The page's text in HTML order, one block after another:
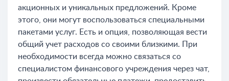
акционных и уникальных предложений. Кроме
этого, они могут воспользоваться специальными
пакетами услуг. Есть и опция, позволяющая вести
общий учет расходов со своими близкими. При
необходимости всегда можно связаться со
специалистом финансового учреждения через чат,